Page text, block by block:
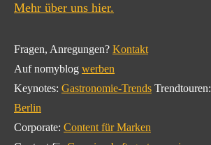
Mehr über uns hier.
Fragen, Anregungen? Kontakt
Auf nomyblog werben
Keynotes: Gastronomie-Trends Trendtouren:
Berlin
Corporate: Content für Marken